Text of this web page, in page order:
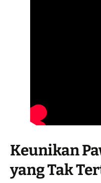
Keunikan
yang Tak